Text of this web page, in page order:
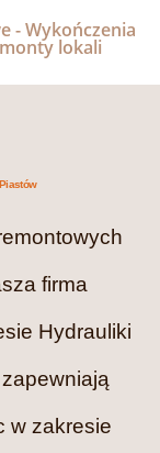
- Wykończenia
lokali
firma
Hydrauliki
w zakresie